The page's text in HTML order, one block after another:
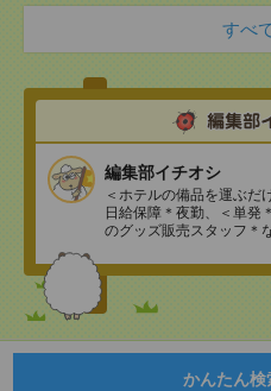
すべ
編集部イチオシ
＜ホテルの備品を運ぶだ
日給保障＊夜勤、＜単発
のグッズ販売スタッフ＊
かんたん検